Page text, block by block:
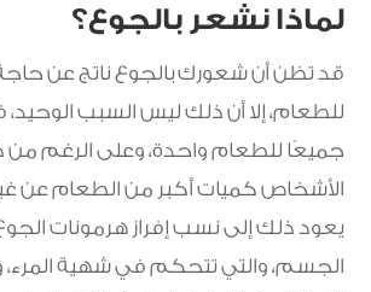
لماذا نشعر بالجوع؟
قد تظن أن شعورك بالجوع ناتج عن
للطعام، إلا أن ذلك ليس السبب
جميعًا للطعام واحدة، وعلى الرغم من
الأشخاص كميات أكبر من الطعام عن
يعود ذلك إلى نسب إفراز هرمونات
الجسم، والتي تتحكم في شهية المرء،